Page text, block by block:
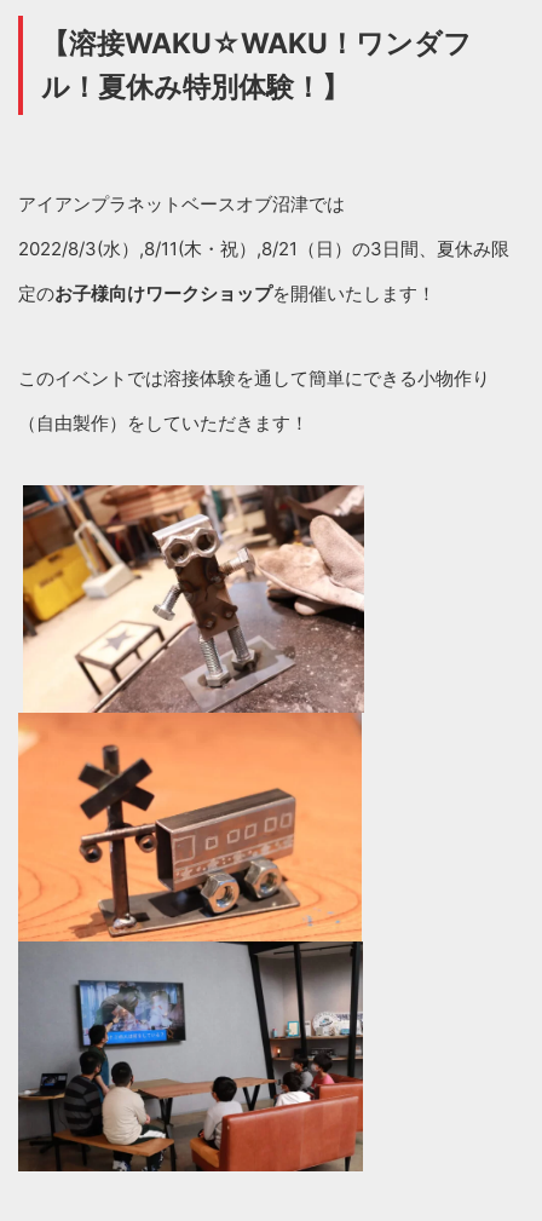
【溶接WAKU☆WAKU ！ ワンダフ
ル！夏休み特別体験！ 】
アイアンプラネットベースオブ沼津では
2022/8/3(水）,8/11(木・祝）,8/21（日）の3日間、夏休み限
定のお子様向けワークショップを開催いたします！
このイベントでは溶接体験を通して簡単にできる小物作り
（自由製作）をしていただきます！